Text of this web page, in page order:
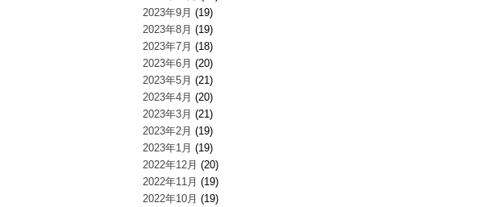
2023年9月 (19)
2023年8月 (19)
2023年7月 (18)
2023年6月 (20)
2023年5月 (21)
2023年4月 (20)
2023年3月 (21)
2023年2月 (19)
2023年1月 (19)
2022年12月 (20)
2022年11月 (19)
2022年10月 (19)